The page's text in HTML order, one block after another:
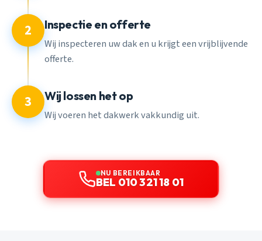
2 Inspectie en offerte
Wij inspecteren uw dak en u krijgt een vrijblijvende
offerte.
3 Wij lossen het op
Wij voeren het dakwerk vakkundig uit.
NU BEREIKBAAR
BEL 010 321 18 01